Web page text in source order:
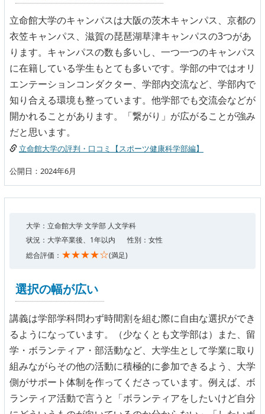
立命館大学のキャンパスは大阪の茨木キャンパス、京都の
衣笠キャンパス、滋賀の琵琶湖草津キャンパスの3つがあ
ります。キャンパスの数も多いし、一つ一つのキャンパス
に在籍している学生もとても多いです。学部の中ではオリ
エンテーションコンダクター、学部内交流など、学部内で
知り合える環境も整っています。他学部でも交流会などが
開かれることがあります。「繋がり」が広がることが強み
だと思います。
立命館大学の評判・口コミ【スポーツ健康科学部編】
公開日：2024年6月
大学：立命館大学 文学部 人文学科
状況：大学卒業後、1年以内
性別：女性
総合評価： ★★★★☆(満足)
選択の幅が広い
講義は学部学科問わず時間割を組む際に自由な選択ができ
るようになっています。（少なくとも文学部は）また、留
学・ボランティア・部活動など、大学生として学業に取り
組みながらその他の活動に積極的に参加できるよう、大学
側がサポート体制を作ってくださっています。例えば、ボ
ランティア活動で言うと「ボランティアをしたいけど自分